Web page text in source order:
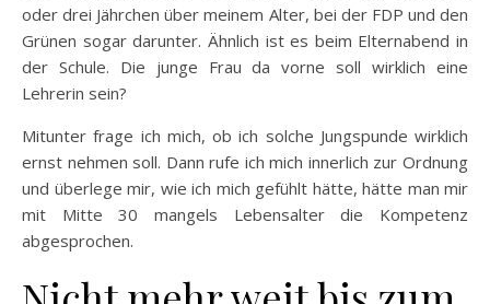
oder drei Jährchen über meinem Alter, bei der FDP und den
Grünen sogar darunter. Ähnlich ist es beim Elternabend in
der Schule. Die junge Frau da vorne soll wirklich eine
Lehrerin sein?
Mitunter frage ich mich, ob ich solche Jungspunde wirklich
ernst nehmen soll. Dann rufe ich mich innerlich zur Ordnung
und überlege mir, wie ich mich gefühlt hätte, hätte man mir
mit Mitte 30 mangels Lebensalter die Kompetenz
abgesprochen.